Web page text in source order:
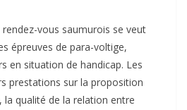
vous saumurois se veut
épreuves de para-voltige,
en situation de handicap. Les
prestations sur la proposition
la qualité de la relation entre